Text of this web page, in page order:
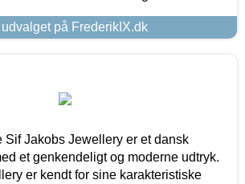
på FrederikIX.dk
Sif Jakobs Jewellery er et dansk
et genkendeligt og moderne udtryk.
er kendt for sine karakteristiske